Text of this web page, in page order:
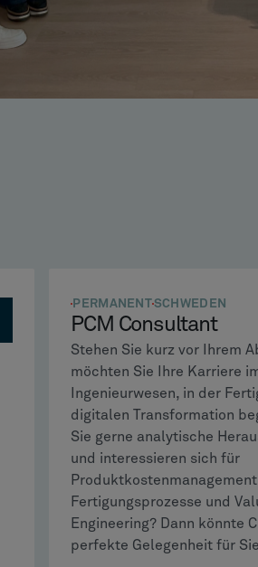
PERMANENTSCHWEDEN
PCM Consultant
Stehen Sie kurz vor Ihrem
möchten Sie Ihre Karriere
Ingenieurwesen, in der
digitalen Transformation
Sie gerne analytische
und interessieren sich für
Fertigungsprozesse und
Engineering? Dann könnte
perfekte Gelegenheit für